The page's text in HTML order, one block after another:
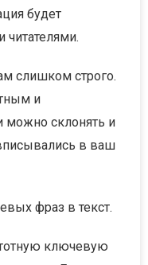
будет
читателями.
слишком строго.
и
можно склонять и
в ваш
фраз в текст.
ключевую